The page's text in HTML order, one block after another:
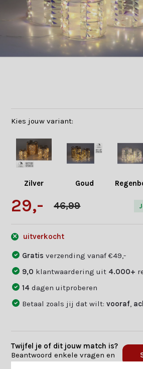
Kies jouw variant:
Zilver Goud
29,- 46,99
uitverkocht
Gratisverzending vanaf €49,-
9,0 klantwaardering uit 4.000+
14dagen uitproberen
Betaal zoals jij dat wilt:vooraf
Twijfel je of dit jouw match is?
Beantwoord enkele vragen en
we vinden jouw match.